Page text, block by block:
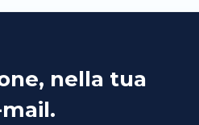
nella tua